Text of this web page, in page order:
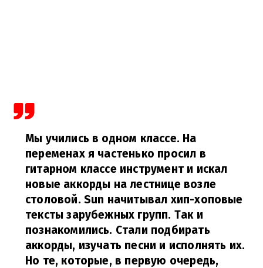
Мы учились в одном классе. На
переменах я частенько просил в
гитарном классе инструмент и искал
новые аккорды на лестнице возле
столовой. Sun начитывал хип-хоповые
тексты зарубежных групп. Так и
познакомились. Стали подбирать
аккорды, изучать песни и исполнять их.
Но те, которые, в первую очередь,